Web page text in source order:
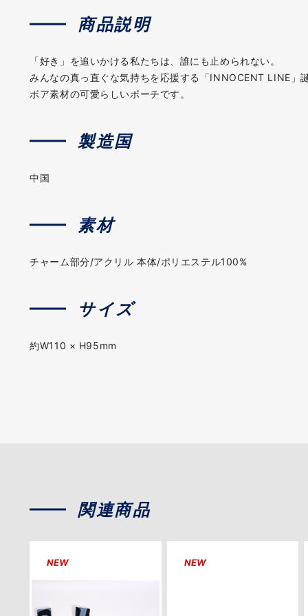
商品説明
「好き」を追いかける私たちは、誰にも止められない。
みんなの真っ直ぐな気持ちを応援する「INNOCENT LINE」
ボア素材の可愛らしいポーチです。
製造国
中国
素材
チャーム部分/アクリル 本体/ポリエステル100%
サイズ
約W110 × H95mm
関連商品
NEW NEW